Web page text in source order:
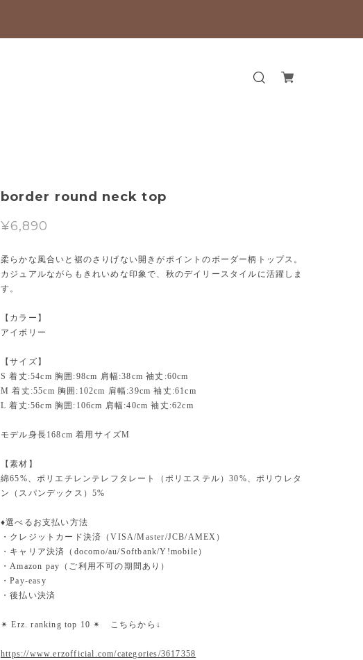
border round neck top
¥6,890
柔らかな風合いと裾のさりげない開きがポイントのボーダー柄トップス。
カジュアルながらもきれいめな印象で、秋のデイリースタイルに活躍しま
す。
【カラー】
アイボリー
【サイズ】
S 着丈:54cm 胸囲:98cm 肩幅:38cm 袖丈:60cm
M 着丈:55cm 胸囲:102cm 肩幅:39cm 袖丈:61cm
L 着丈:56cm 胸囲:106cm 肩幅:40cm 袖丈:62cm
モデル身長168cm 着用サイズM
【素材】
綿65%、ポリエチレンテレフタレート（ポリエステル）30%、ポリウレタ
ン（スパンデックス）5%
♦︎選べるお支払い方法
・クレジットカード決済（VISA/Master/JCB/AMEX）
・キャリア決済（docomo/au/Softbank/Y!mobile）
・Amazon pay（ご利用不可の期間あり）
・Pay-easy
・後払い決済
✴︎ Erz. ranking top 10 ✴︎ こちらから↓
https://www.erzofficial.com/categories/3617358